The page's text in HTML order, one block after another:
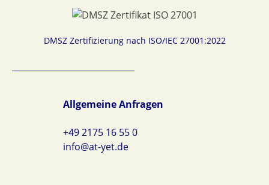
DMSZ Zertifizierung nach ISO/IEC 27001:2022
Allgemeine Anfragen
+49 2175 16 55 0
info@at-yet.de